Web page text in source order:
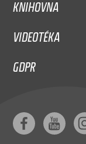
VIDEOTÉKA
GDPR